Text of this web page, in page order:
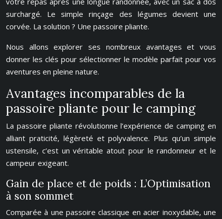
surchargé. Le simple rinçage des légumes devient une
corvée. La solution ? Une passoire pliante.
Nous allons explorer ses nombreux avantages et vous
donner les clés pour sélectionner le modèle parfait pour vos
aventures en pleine nature.
Avantages incomparables de la
passoire pliante pour le camping
La passoire pliante révolutionne l’expérience de camping en
alliant praticité, légèreté et polyvalence. Plus qu’un simple
ustensile, c’est un véritable atout pour le randonneur et le
campeur exigeant.
Gain de place et de poids : L’Optimisation
à son sommet
Comparée à une passoire classique en acier inoxydable, une